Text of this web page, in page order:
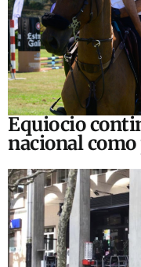
Equiocio
nacional